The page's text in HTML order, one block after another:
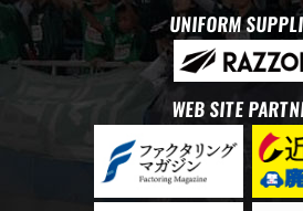
UNIFORM
WEB SITE